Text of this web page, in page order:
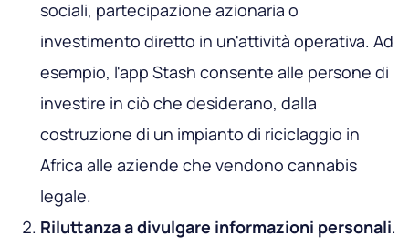
sociali, partecipazione azionaria o
investimento diretto in un'attività operativa. Ad
esempio, l'app Stash consente alle persone di
investire in ciò che desiderano, dalla
costruzione di un impianto di riciclaggio in
Africa alle aziende che vendono cannabis
legale.
Riluttanzaa divulgare informazioni personali.